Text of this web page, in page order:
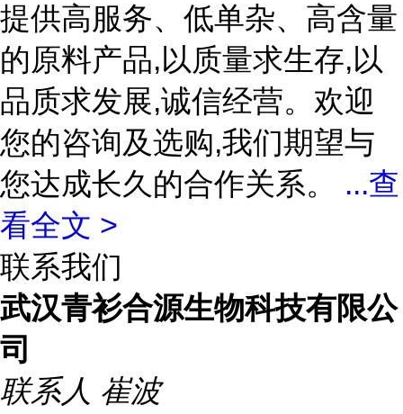
提供高服务、低单杂、高含量
的原料产品,以质量求生存,以
品质求发展,诚信经营。欢迎
您的咨询及选购,我们期望与
您达成长久的合作关系。 ...查
看全文 >
联系我们
武汉青衫合源生物科技有限公
司
联系人 崔波